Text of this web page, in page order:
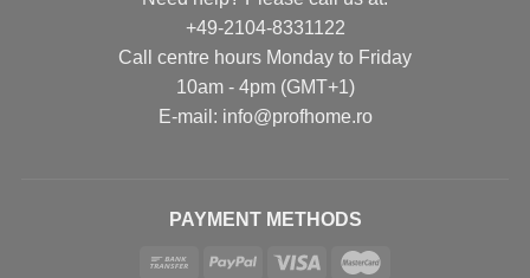
+49-2104-8331122
Call centre hours Monday to Friday
10am - 4pm (GMT+1)
Е-mail: info@profhome.ro
PAYMENT METHODS